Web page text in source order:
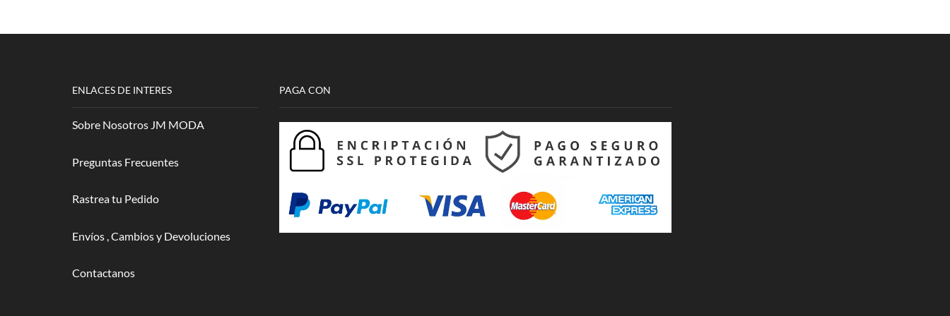
ENLACES DE INTERES
Sobre Nosotros JM MODA
Preguntas Frecuentes
Rastrea tu Pedido
Envíos , Cambios y Devoluciones
Contactanos
PAGA CON